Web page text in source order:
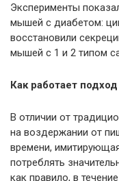
Эксперименты
мышей с диабетом:
восстановили
мышей с 1 и 2 типом
Как работает
В отличии от
на воздержании от
времени,
потреблять
как правило, в